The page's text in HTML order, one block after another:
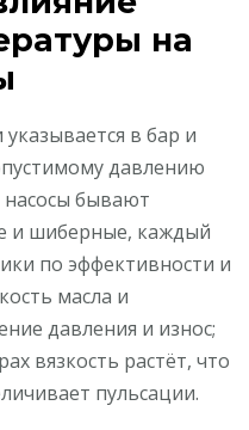
на
в бар и
давлению
насосы бывают
и шиберные, каждый
по эффективности и
масла и
давления и износ;
вязкость растёт, что
пульсации.